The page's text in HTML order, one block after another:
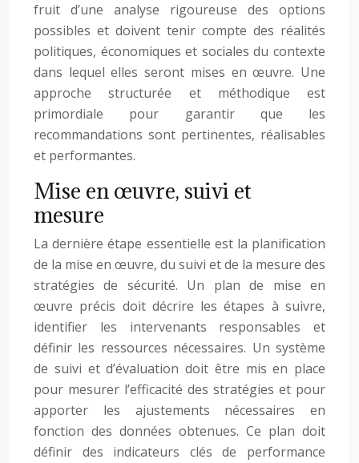
fruit d’une analyse rigoureuse des options
possibles et doivent tenir compte des réalités
politiques, économiques et sociales du contexte
dans lequel elles seront mises en œuvre. Une
approche structurée et méthodique est
primordiale pour garantir que les
recommandations sont pertinentes, réalisables
et performantes.
Mise en œuvre, suivi et
mesure
La dernière étape essentielle est la planification
de la mise en œuvre, du suivi et de la mesure des
stratégies de sécurité. Un plan de mise en
œuvre précis doit décrire les étapes à suivre,
identifier les intervenants responsables et
définir les ressources nécessaires. Un système
de suivi et d’évaluation doit être mis en place
pour mesurer l’efficacité des stratégies et pour
apporter les ajustements nécessaires en
fonction des données obtenues. Ce plan doit
définir des indicateurs clés de performance